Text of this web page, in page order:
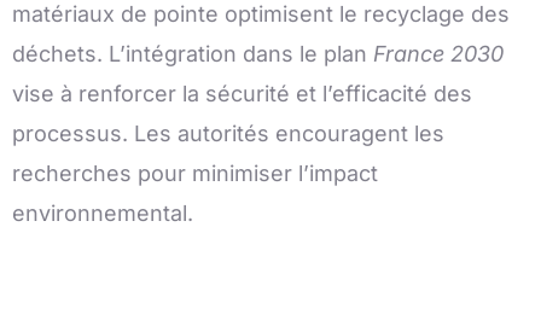
matériaux de pointe optimisent le recyclage des
déchets. L’intégration dans le plan France 2030
vise à renforcer la sécurité et l’efficacité des
processus. Les autorités encouragent les
recherches pour minimiser l’impact
environnemental.